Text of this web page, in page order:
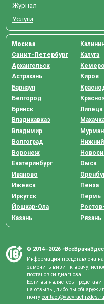
Журнал
Услуги
Москва
Санкт-Петербург
Архангельск
Астрахань
Барнаул
Белгород
Брянск
Владикавказ
Владимир
Волгоград
Воронеж
Екатеринбург
Иваново
Ижевск
Иркутск
Йошкар-Ола
Казань
Калуга
Киров
Липецк
Омск
Пенза
Пермь
Рязань
© 2014–2026
Информация представлена
заменить визит к врачу,
постановки диагноза.
Если вы являетесь
на отзывы, либо вы
почтуcontact@vsevrachizdes.ru